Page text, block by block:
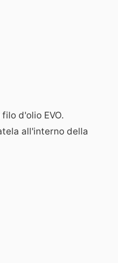
d'olio EVO.
all'interno della